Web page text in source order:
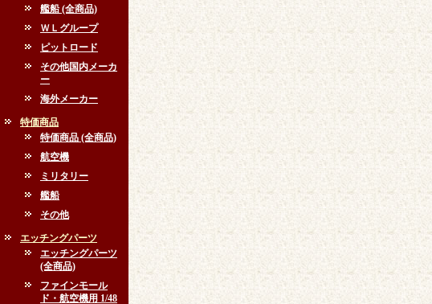
艦船 (全商品)
ＷＬグループ
ピットロード
その他国内メーカ
ー
海外メーカー
特価商品
特価商品 (全商品)
航空機
ミリタリー
艦船
その他
エッチングパーツ
エッチングパーツ
(全商品)
ファインモール
ド・航空機用 1/48